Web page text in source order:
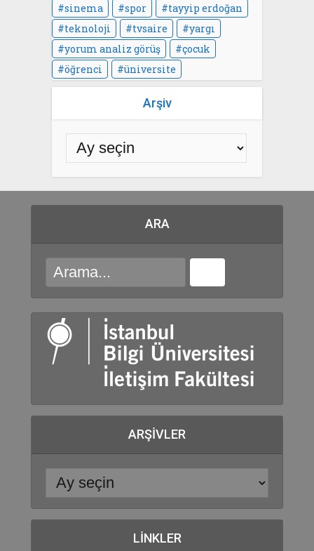
sinema
spor
tayyip erdoğan
teknoloji
tvsaire
yargı
yorum analiz görüş
çocuk
öğrenci
üniversite
Arşiv
ARA
ARŞIVLER
LINKLER